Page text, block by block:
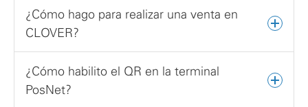
¿Cómo hago para realizar una venta en
CLOVER?
¿Cómo habilito el QR en la terminal
PosNet?